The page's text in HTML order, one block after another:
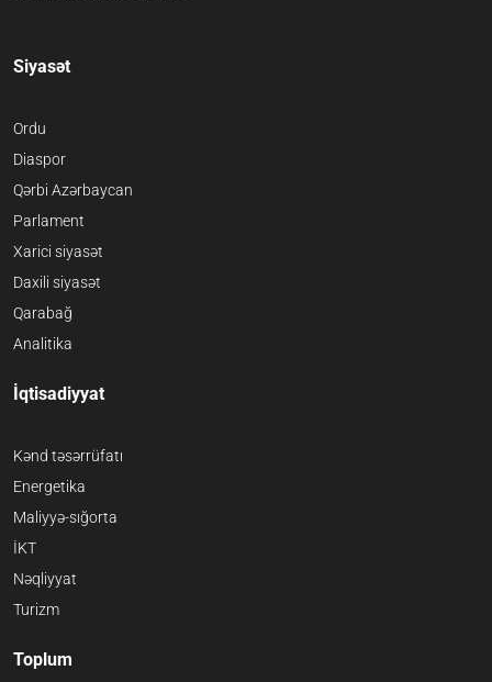
Siyasət
Ordu
Diaspor
Qərbi Azərbaycan
Parlament
Xarici siyasət
Daxili siyasət
Qarabağ
Analitika
İqtisadiyyat
Kənd təsərrüfatı
Energetika
Maliyyə-sığorta
İKT
Nəqliyyat
Turizm
Toplum